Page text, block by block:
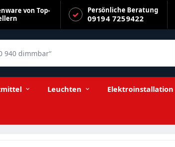
von Top-
Persönliche Beratung
09194 7259422
Leuchten Elektroinstallation
922 extra warmweiß 806lm E27 220-240V dimmbar